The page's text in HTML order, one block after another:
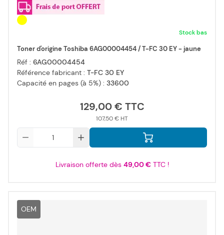
Stock bas
Toner d'origine Toshiba 6AG00004454 / T-FC 30 EY - jaune
Réf : 6AG00004454
Référence fabricant : T-FC 30 EY
Capacité en pages (à 5%) : 33600
129,00 €
107,50 €
Livraison offerte dès 49,00 €TTC !
OEM